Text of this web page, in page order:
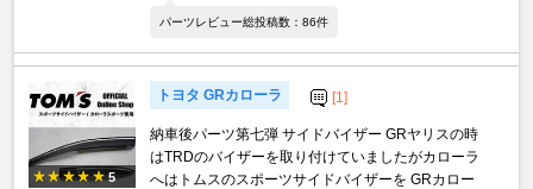
パーツレビュー総投稿数：86件
5
トヨタ GRカローラ [1]
納車後パーツ第七弾 サイドバイザー GRヤリスの時
はTRDのバイザーを取り付けていましたがカローラ
へはトムスのスポーツサイドバイザーを GRカロー